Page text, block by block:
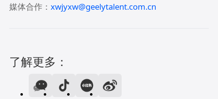
媒体合作：xwjyxw@geelytalent.com.cn
了解更多：